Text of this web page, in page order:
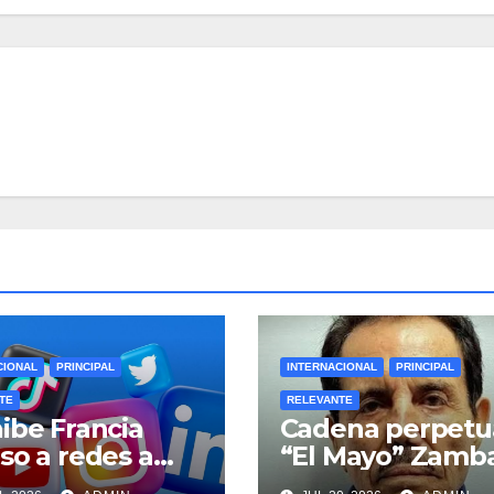
PRINCIPAL
Francia
a redes a
de 15 años
INTERNACIONAL PRINCIPAL
RELEVANTE
Cadena
“El Mayo”
en Estados